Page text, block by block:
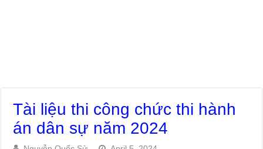
Tài liệu thi công chức thi hành
án dân sự năm 2024